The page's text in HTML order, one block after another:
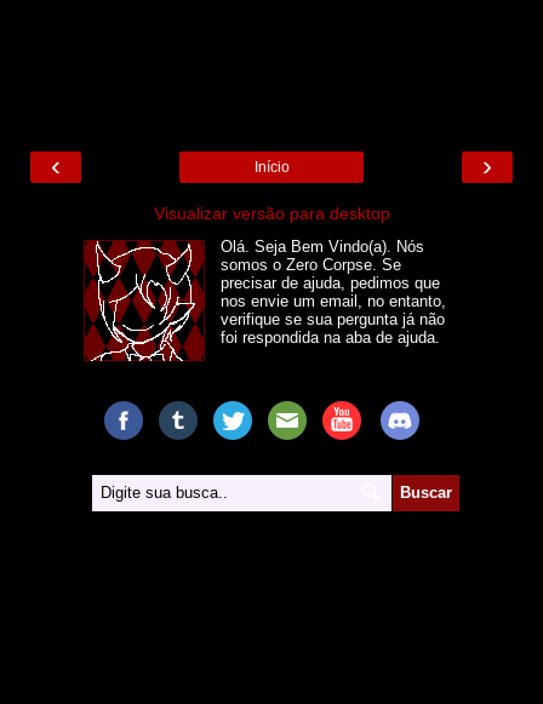
›
‹ Início
Visualizar versão para desktop
Olá. Seja Bem Vindo(a). Nós
somos o Zero Corpse. Se
precisar de ajuda, pedimos que
nos envie um email, no entanto,
verifique se sua pergunta já não
foi respondida na aba de ajuda.